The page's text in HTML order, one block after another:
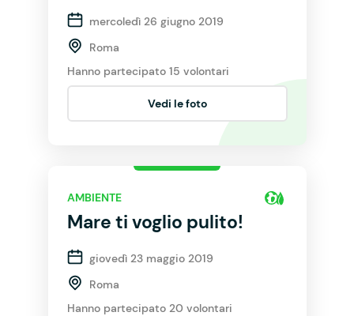
mercoledì 26 giugno 2019
Roma
Hanno partecipato 15 volontari
Vedi le foto
AMBIENTE
Mare ti voglio pulito!
giovedì 23 maggio 2019
Roma
Hanno partecipato 20 volontari